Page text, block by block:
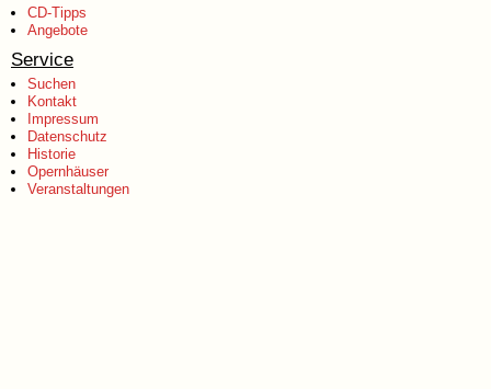
CD-Tipps
Angebote
Service
Suchen
Kontakt
Impressum
Datenschutz
Historie
Opernhäuser
Veranstaltungen